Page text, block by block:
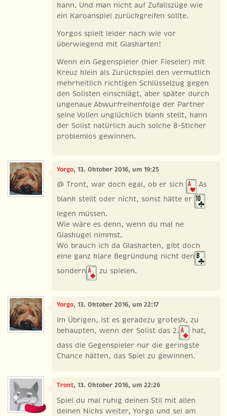
kann. Und man nicht auf Zufallszüge wie
ein Karoanspiel zurückgreifen sollte.
Yorgos spielt leider nach wie vor
überwiegend mit Glaskarten!
Wenn ein Gegenspieler (hier Fieseler) mit
Kreuz klein als Zurückspiel den vermutlich
mehrheitlich richtigen Schlüsselzug gegen
den Solisten einschlägt, aber später durch
ungenaue Abwurfreihenfolge der Partner
seine Vollen unglücklich blank stellt, kann
der Solist natürlich auch solche 8-Sticher
problemlos gewinnen.
Yorgo, 13. Oktober 2016, um 19:25
@ Tront, war doch egal, ob er sich
As
blank stellt oder nicht, sonst hätte er
legen müssen.
Wie wäre es denn, wenn du mal ne
Glaskugel nimmst.
Wo brauch ich da Glaskarten, gibt doch
eine ganz klare Begründung nicht den
sondern
zu spielen.
Yorgo, 13. Oktober 2016, um 22:17
Im Übrigen, ist es geradezu grotesk, zu
behaupten, wenn der Solist das 2.
hat,
dass die Gegenspieler nur die geringste
Chance hätten, das Spiel zu gewinnen.
Tront, 13. Oktober 2016, um 22:26
Spiel du mal ruhig deinen Stil mit allen
deinen Nicks weiter, Yorgo und sei am